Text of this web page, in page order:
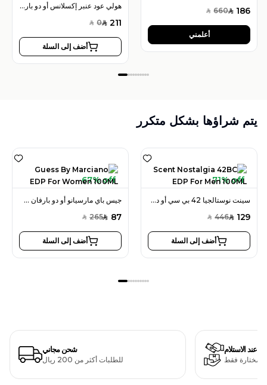
هولي عود عنبر إكسلانس أو دو بارفان 100 مل للجنسين
SAR 211
SAR 0
أضف إلى السلة
SAR 186
SAR 660
أعلمني
يتم شراؤها بشكل متكرر
67% off
جيس باي مارسيانو أو دو بارفان 100 مل للنساء
SAR 87
SAR 265
أضف إلى السلة
71% off
سينت نوستالجيا 42 بي سي أو دو بارفان 100 مل للرجال
SAR 129
SAR 446
أضف إلى السلة
شحن مجاني
للطلبات أكثر من 200 ريال
عند الاستلام
مختارة فقط